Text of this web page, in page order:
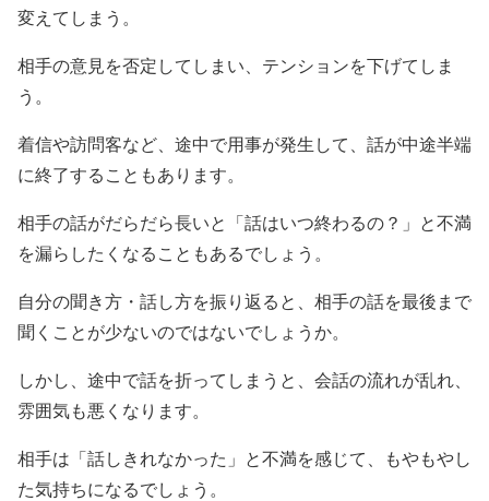
変えてしまう。
相手の意見を否定してしまい、テンションを下げてしま
う。
着信や訪問客など、途中で用事が発生して、話が中途半端
に終了することもあります。
相手の話がだらだら長いと「話はいつ終わるの？」と不満
を漏らしたくなることもあるでしょう。
自分の聞き方・話し方を振り返ると、相手の話を最後まで
聞くことが少ないのではないでしょうか。
しかし、途中で話を折ってしまうと、会話の流れが乱れ、
雰囲気も悪くなります。
相手は「話しきれなかった」と不満を感じて、もやもやし
た気持ちになるでしょう。